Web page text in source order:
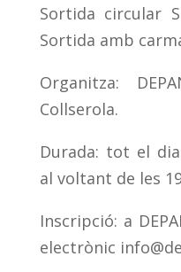
Sortida circular
Sortida amb
Organitza:
Collserola.
Durada: tot el
al voltant de les
Inscripció: a
electrònic